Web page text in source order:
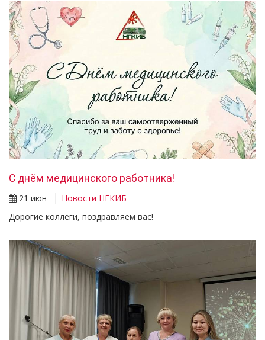
С днём медицинского работника!
21 июн
Новости НГКИБ
Дорогие коллеги, поздравляем вас!